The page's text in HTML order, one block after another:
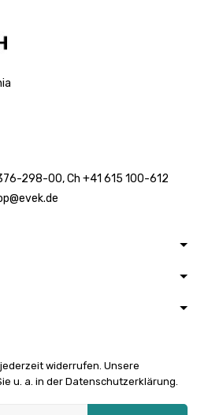
298-00, Ch +41 615 100-612
widerrufen. Unsere
u. a. in der Datenschutzerklärung.